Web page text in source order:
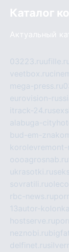
Каталог
Актуальный
03223.ru
veetbox.ru
mega-press.ru
eurovision-
itrack-24.ru
alabuga-
bud-em-
oooagrosnab.ru
ukrasotki.ru
sovratili.ru
rbc-news.ru
13autor-
hostserve.ru
neznobi.ru
delfinet.ru